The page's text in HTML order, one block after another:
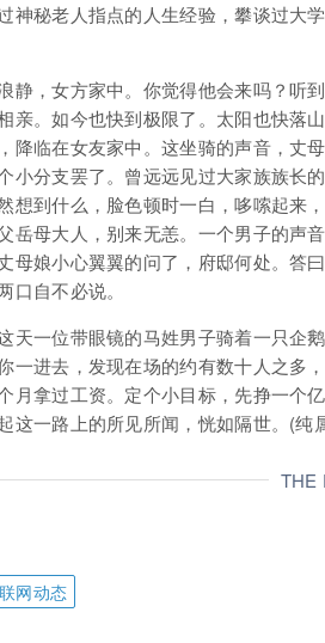
神秘老人指点的人生经验，攀谈过大
静，女方家中。你觉得他会来吗？听
亲。如今也快到极限了。太阳也快落
降临在女友家中。这坐骑的声音，丈
小分支罢了。曾远远见过大家族族长
想到什么，脸色顿时一白，哆嗦起来
岳母大人，别来无恙。一个男子的声
母娘小心翼翼的问了，府邸何处。答
口自不必说。
天一位带眼镜的马姓男子骑着一只企
一进去，发现在场的约有数十人之多
月拿过工资。定个小目标，先挣一个
这一路上的所见所闻，恍如隔世。(纯
THE
网动态